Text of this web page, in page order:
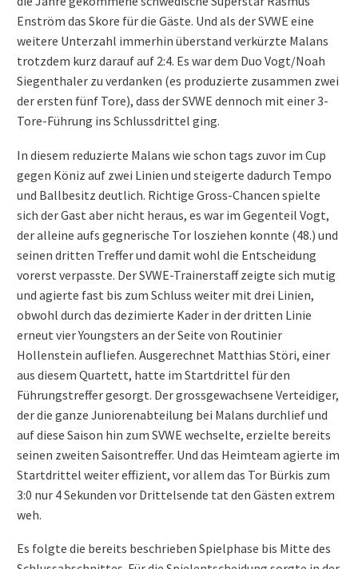
Enström das Skore für die Gäste. Und als der SVWE eine
weitere Unterzahl immerhin überstand verkürzte Malans
trotzdem kurz darauf auf 2:4. Es war dem Duo Vogt/Noah
Siegenthaler zu verdanken (es produzierte zusammen zwei
der ersten fünf Tore), dass der SVWE dennoch mit einer 3-
Tore-Führung ins Schlussdrittel ging.
In diesem reduzierte Malans wie schon tags zuvor im Cup
gegen Köniz auf zwei Linien und steigerte dadurch Tempo
und Ballbesitz deutlich. Richtige Gross-Chancen spielte
sich der Gast aber nicht heraus, es war im Gegenteil Vogt,
der alleine aufs gegnerische Tor losziehen konnte (48.) und
seinen dritten Treffer und damit wohl die Entscheidung
vorerst verpasste. Der SVWE-Trainerstaff zeigte sich mutig
und agierte fast bis zum Schluss weiter mit drei Linien,
obwohl durch das dezimierte Kader in der dritten Linie
erneut vier Youngsters an der Seite von Routinier
Hollenstein aufliefen. Ausgerechnet Matthias Störi, einer
aus diesem Quartett, hatte im Startdrittel für den
Führungstreffer gesorgt. Der grossgewachsene Verteidiger,
der die ganze Juniorenabteilung bei Malans durchlief und
auf diese Saison hin zum SVWE wechselte, erzielte bereits
seinen zweiten Saisontreffer. Und das Heimteam agierte im
Startdrittel weiter effizient, vor allem das Tor Bürkis zum
3:0 nur 4 Sekunden vor Drittelsende tat den Gästen extrem
weh.
Es folgte die bereits beschrieben Spielphase bis Mitte des